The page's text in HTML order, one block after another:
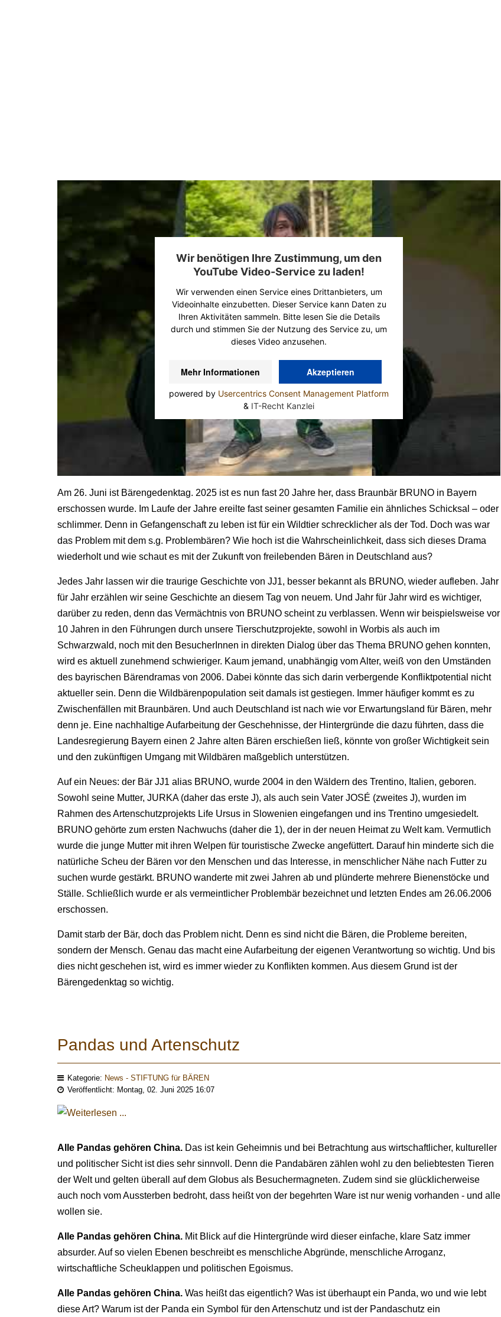
Wir benötigen Ihre Zustimmung, um den
YouTube Video-Service zu laden!
Wir verwenden einen Service eines Drittanbieters, um
Videoinhalte einzubetten. Dieser Service kann Daten zu
Ihren Aktivitäten sammeln. Bitte lesen Sie die Details
durch und stimmen Sie der Nutzung des Service zu, um
dieses Video anzusehen.
Mehr Informationen Akzeptieren
powered by Usercentrics Consent Management Platform
& IT-Recht Kanzlei
Am 26. Juni ist Bärengedenktag. 2025 ist es nun fast 20 Jahre her, dass Braunbär BRUNO in Bayern
erschossen wurde. Im Laufe der Jahre ereilte fast seiner gesamten Familie ein ähnliches Schicksal – oder
schlimmer. Denn in Gefangenschaft zu leben ist für ein Wildtier schrecklicher als der Tod. Doch was war
das Problem mit dem s.g. Problembären? Wie hoch ist die Wahrscheinlichkeit, dass sich dieses Drama
wiederholt und wie schaut es mit der Zukunft von freilebenden Bären in Deutschland aus?
Jedes Jahr lassen wir die traurige Geschichte von JJ1, besser bekannt als BRUNO, wieder aufleben. Jahr
für Jahr erzählen wir seine Geschichte an diesem Tag von neuem. Und Jahr für Jahr wird es wichtiger,
darüber zu reden, denn das Vermächtnis von BRUNO scheint zu verblassen. Wenn wir beispielsweise vor
10 Jahren in den Führungen durch unsere Tierschutzprojekte, sowohl in Worbis als auch im
Schwarzwald, noch mit den BesucherInnen in direkten Dialog über das Thema BRUNO gehen konnten,
wird es aktuell zunehmend schwieriger. Kaum jemand, unabhängig vom Alter, weiß von den Umständen
des bayrischen Bärendramas von 2006. Dabei könnte das sich darin verbergende Konfliktpotential nicht
aktueller sein. Denn die Wildbärenpopulation seit damals ist gestiegen. Immer häufiger kommt es zu
Zwischenfällen mit Braunbären. Und auch Deutschland ist nach wie vor Erwartungsland für Bären, mehr
denn je. Eine nachhaltige Aufarbeitung der Geschehnisse, der Hintergründe die dazu führten, dass die
Landesregierung Bayern einen 2 Jahre alten Bären erschießen ließ, könnte von großer Wichtigkeit sein
und den zukünftigen Umgang mit Wildbären maßgeblich unterstützen.
Auf ein Neues: der Bär JJ1 alias BRUNO, wurde 2004 in den Wäldern des Trentino, Italien, geboren.
Sowohl seine Mutter, JURKA (daher das erste J), als auch sein Vater JOSÉ (zweites J), wurden im
Rahmen des Artenschutzprojekts Life Ursus in Slowenien eingefangen und ins Trentino umgesiedelt.
BRUNO gehörte zum ersten Nachwuchs (daher die 1), der in der neuen Heimat zu Welt kam. Vermutlich
wurde die junge Mutter mit ihren Welpen für touristische Zwecke angefüttert. Darauf hin minderte sich die
natürliche Scheu der Bären vor den Menschen und das Interesse, in menschlicher Nähe nach Futter zu
suchen wurde gestärkt. BRUNO wanderte mit zwei Jahren ab und plünderte mehrere Bienenstöcke und
Ställe. Schließlich wurde er als vermeintlicher Problembär bezeichnet und letzten Endes am 26.06.2006
erschossen.
Damit starb der Bär, doch das Problem nicht. Denn es sind nicht die Bären, die Probleme bereiten,
sondern der Mensch. Genau das macht eine Aufarbeitung der eigenen Verantwortung so wichtig. Und bis
dies nicht geschehen ist, wird es immer wieder zu Konflikten kommen. Aus diesem Grund ist der
Bärengedenktag so wichtig.
Pandas und Artenschutz
Kategorie: News - STIFTUNG für BÄREN
Veröffentlicht: Montag, 02. Juni 2025 16:07
Alle Pandas gehören China. Das ist kein Geheimnis und bei Betrachtung aus wirtschaftlicher, kultureller
und politischer Sicht ist dies sehr sinnvoll. Denn die Pandabären zählen wohl zu den beliebtesten Tieren
der Welt und gelten überall auf dem Globus als Besuchermagneten. Zudem sind sie glücklicherweise
auch noch vom Aussterben bedroht, dass heißt von der begehrten Ware ist nur wenig vorhanden - und alle
wollen sie.
Alle Pandas gehören China. Mit Blick auf die Hintergründe wird dieser einfache, klare Satz immer
absurder. Auf so vielen Ebenen beschreibt es menschliche Abgründe, menschliche Arroganz,
wirtschaftliche Scheuklappen und politischen Egoismus.
Alle Pandas gehören China. Was heißt das eigentlich? Was ist überhaupt ein Panda, wo und wie lebt
diese Art? Warum ist der Panda ein Symbol für den Artenschutz und ist der Pandaschutz ein